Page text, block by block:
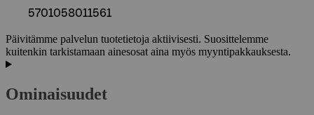
5701058011561
Päivitämme palvelun tuotetietoja aktiivisesti. Suosittelemme
kuitenkin tarkistamaan ainesosat aina myös myyntipakkauksesta.
Ominaisuudet